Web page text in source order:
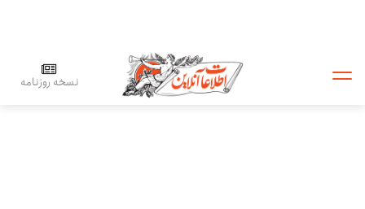
نسخه روزنامه